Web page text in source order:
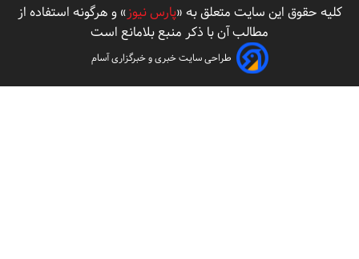
کلیه حقوق این سایت متعلق به «پارس نیوز» و هرگونه استفاده از
مطالب آن با ذکر منبع بلامانع است
طراحی سایت خبری و خبرگزاری آسام